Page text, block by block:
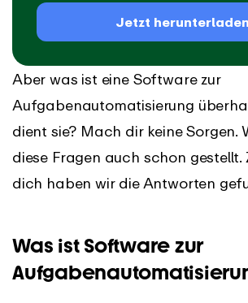
Jetzt herunterladen
Aber was ist eine Software zur
Aufgabenautomatisierung
dient sie? Mach dir keine Sorgen.
diese Fragen auch schon gestellt.
dich haben wir die Antworten
Was ist Software zur